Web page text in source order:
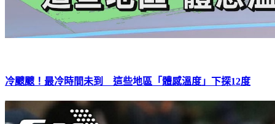
冷颼颼！最冷時間未到 這些地區「體感溫度」下探12度